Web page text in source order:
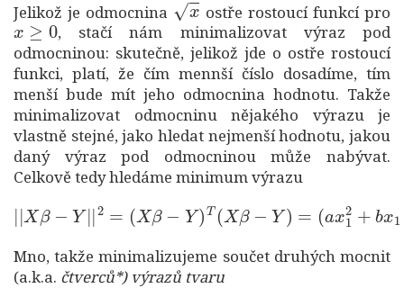
Jelikož je odmocnina ostře rostoucí funkcí pro
x≥0
, stačí nám minimalizovat výraz pod
odmocninou: skutečně, jelikož jde o ostře rostoucí
funkci, platí, že čím mennší číslo dosadíme, tím
menší bude mít jeho odmocnina hodnotu. Takže
minimalizovat odmocninu nějakého výrazu je
vlastně stejné, jako hledat nejmenší hodnotu, jakou
daný výraz pod odmocninou může nabývat.
Celkově tedy hledáme minimum výrazu
||X −Y|| =(Xβ−Y)T Xβ− =
x12+ 1+c−y1) ⋯+
x102 bx10+c−y 10)2
Mno, takže minimalizujeme součet druhých mocnit
(a.k.a. čtverců*) výrazů tvaru